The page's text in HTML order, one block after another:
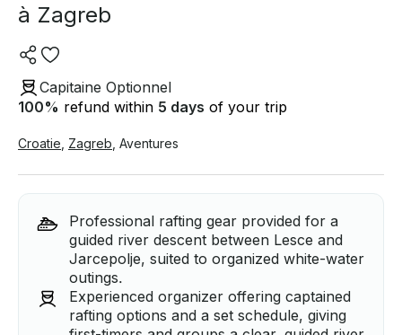
à Zagreb
Capitaine Optionnel
100% refund within 5 days of your trip
Croatie Zagreb Aventures
Professional rafting gear provided for a
guided river descent between Lesce and
Jarcepolje, suited to organized white-water
outings.
Experienced organizer offering captained
rafting options and a set schedule, giving